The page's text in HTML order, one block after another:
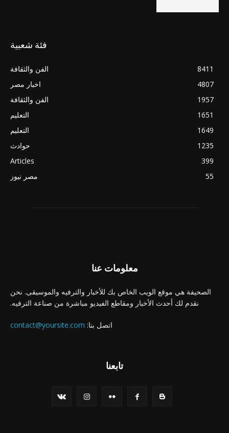
فئة شعبية
الفن والثقافة
8411
اخبار مصر
4807
الفن والثقافة
1957
التعليم
1651
التعليم
1649
حوادث
1235
Articles
399
مصر نيوز
55
معلومات عنا
الصحيفة هي موقع الويب الخاص بك للأخبار والترفيه والموسيقى. نحن
نقدم لك أحدث الأخبار ومقاطع الفيديو مباشرة من صناعة الترفيه.
اتصل بنا: contact@yoursite.com
تابعنا